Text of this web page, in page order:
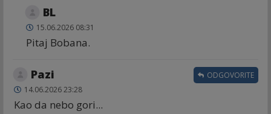
BL
15.06.2026 08:31
Pitaj Bobana.
Pazi
14.06.2026 23:28
Kao da nebo gori...
ODGOVORITE